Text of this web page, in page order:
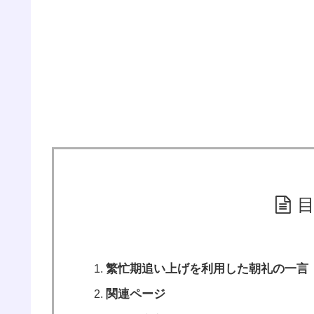
繁忙期追い上げを利用した朝礼の一言
関連ページ